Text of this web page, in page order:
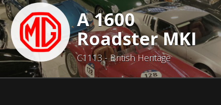
A 1600
Roadster MKI
C1113 - British Heritage